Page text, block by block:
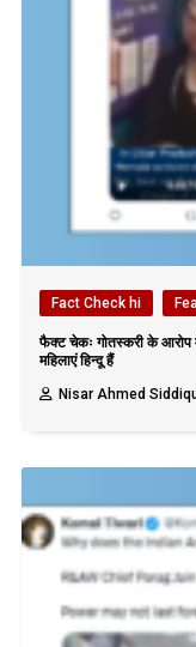
Fact Check hi
फैक्ट चेकः गोतस्करी के आरोप
महिलाएं हिन्दू हैं
Nisar Ahmed